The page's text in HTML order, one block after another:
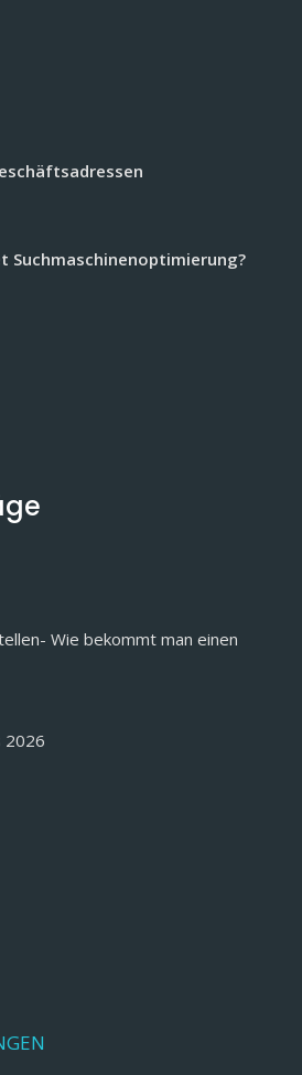
Suchmaschinenoptimierung?
Wie bekommt man einen
2026